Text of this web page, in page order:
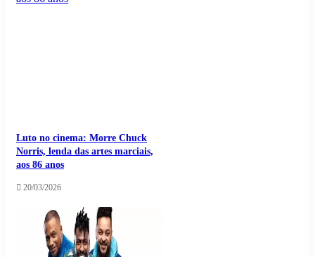
Luto no cinema: Morre Chuck
Norris, lenda das artes marciais,
aos 86 anos
20/03/2026